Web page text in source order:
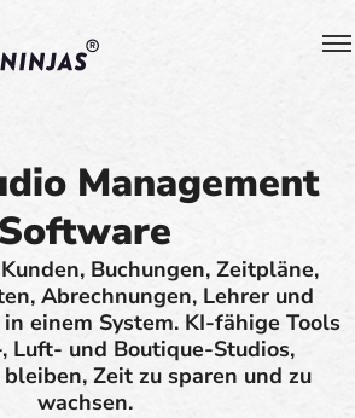
Management
Software
Buchungen, Zeitpläne,
Abrechnungen, Lehrer und
einem System. KI-fähige Tools
Luft- und Boutique-Studios,
Zeit zu sparen und zu
wachsen.